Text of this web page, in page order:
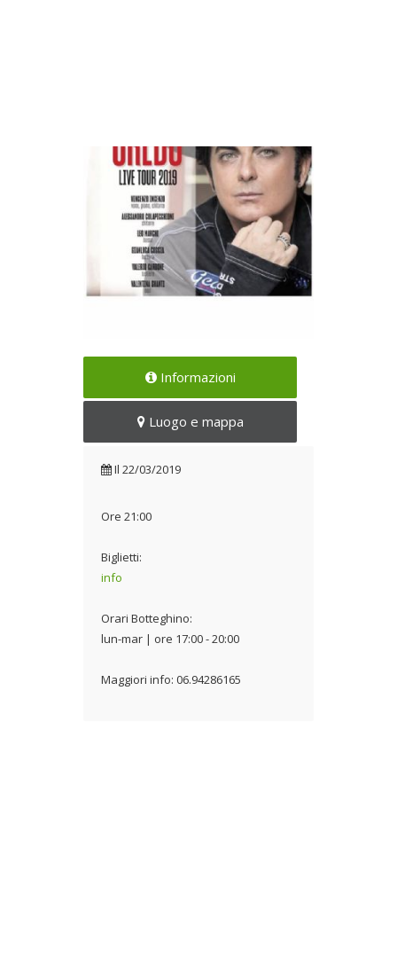
#Credo Informazioni
Luogo e mappa
Il 22/03/2019
Ore 21:00
Biglietti:
info
Orari Botteghino:
lun-mar | ore 17:00 - 20:00
Maggiori info: 06.94286165